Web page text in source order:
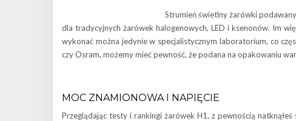
Strumień świetlny żarówki
dla tradycyjnych żarówek halogenowych, LED i ksenonów. Im
wykonać można jedynie w specjalistycznym laboratorium, co
czy Osram, możemy mieć pewność, że podana na opakowaniu
MOC ZNAMIONOWA I NAPIĘCIE
Przeglądając testy i rankingi żarówek H1, z pewnością